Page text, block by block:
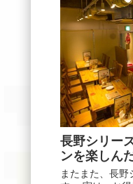
長野シリー
ンを楽しん
またまた、長